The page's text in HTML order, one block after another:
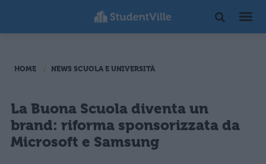
HOME NEWS SCUOLA E UNIVERSITÀ
La Buona Scuola diventa un
brand: riforma sponsorizzata da
Microsoft e Samsung